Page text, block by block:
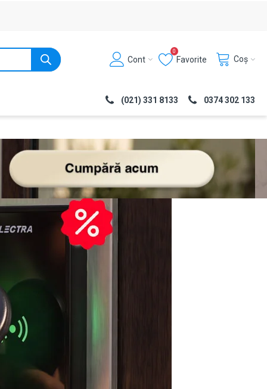
Cont
0
Favorite Coș
(021) 331 8133 0374 302 133